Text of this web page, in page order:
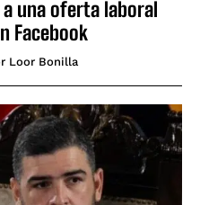
una oferta laboral
Facebook
Loor Bonilla